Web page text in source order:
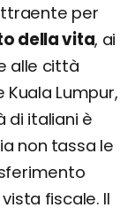
per
della vita, ai
alle città
Lumpur,
di italiani è
non tassa le
fiscale. Il